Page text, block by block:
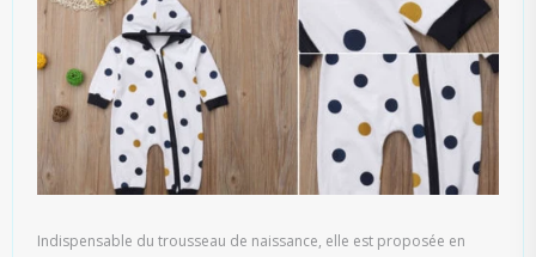
Indispensable du trousseau de naissance, elle est proposée en